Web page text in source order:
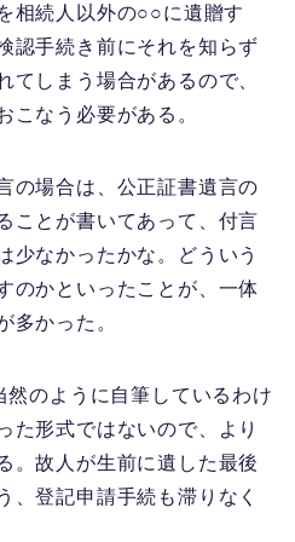
相続人以外の○○に遺贈す
認手続き前にそれを知らず
てしまう場合があるので、
こなう必要がある。
の場合は、公正証書遺言の
ことが書いてあって、付言
少なかったかな。どういう
のかといったことが、一体
多かった。
然のように自筆しているわけ
た形式ではないので、より
。故人が生前に遺した最後
、登記申請手続も滞りなく